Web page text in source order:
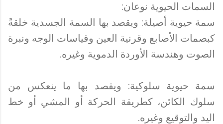
السمات الحيوية نوعان:
سمة حيوية أصيلة: ويقصد بها السمة الجسدية خلقةً
كبصمات الأصابع وقرنية العين وقياسات الوجه ونبرة
الصوت وهندسة الأوردة الدموية وغيره.
سمة حيوية سلوكية: ويقصد بها ما ينعكس من
سلوك الكائن، كطريقة الحركة أو المشي أو خط
اليد والتوقيع وغيره.